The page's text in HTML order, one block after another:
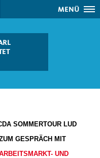
MENÜ
SOMMERTOUR LUD
GESPRÄCH MIT
UND